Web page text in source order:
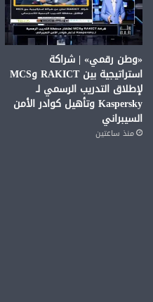
«وطن رقمي» | شراكة
استراتيجية بين RAKICT وMCS
لإطلاق التدريب الرسمي لـ
Kaspersky وتأهيل كوادر الأمن
السيبراني
منذ ساعتين